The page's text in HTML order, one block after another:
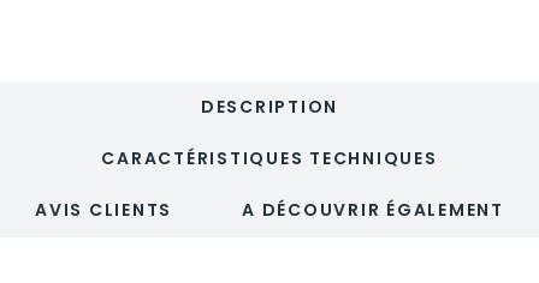
DESCRIPTION
CARACTÉRISTIQUES TECHNIQUES
AVIS CLIENTS A DÉCOUVRIR ÉGALEMENT